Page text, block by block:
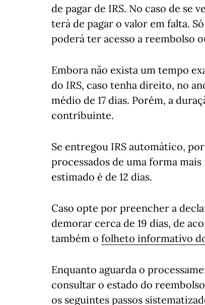
de pagar de IRS. No caso de se
terá de pagar o valor em falta.
poderá ter acesso a reembolso
Embora não exista um tempo
do IRS, caso tenha direito, no
médio de 17 dias. Porém, a
contribuinte.
Se entregou IRS automático,
processados de uma forma
estimado é de 12 dias.
Caso opte por preencher a
demorar cerca de 19 dias, de
também o folheto informativo
Enquanto aguarda o
consultar o estado do
os seguintes passos